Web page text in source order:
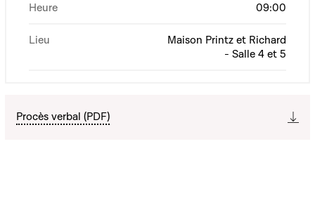
Heure 09:00
Lieu
Maison Printz et Richard
- Salle 4 et 5
Procès verbal (PDF)